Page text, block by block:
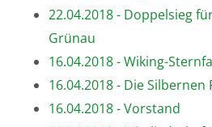
22.04.2018 - Doppelsieg
Grünau
16.04.2018 - Wiking-
16.04.2018 - Die
16.04.2018 - Vorstand